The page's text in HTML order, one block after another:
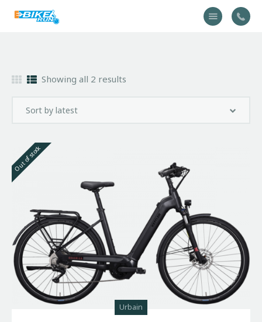
Vélo
Équipement
Actualités
Showing all 2 results
Out of stock
Urbain